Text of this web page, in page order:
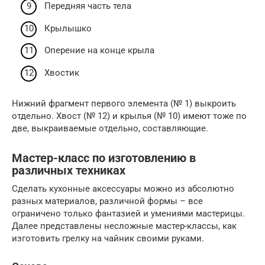
Передняя часть тела
Крылышко
Оперение на конце крыла
Хвостик
Нижний фрагмент первого элемента (№ 1) выкроить
отдельно. Хвост (№ 12) и крылья (№ 10) имеют тоже по
две, выкраиваемые отдельно, составляющие.
Мастер-класс по изготовлению в
различных техниках
Сделать кухонные аксессуары можно из абсолютно
разных материалов, различной формы – все
ограничено только фантазией и умениями мастерицы.
Далее представлены несложные мастер-классы, как
изготовить грелку на чайник своими руками.